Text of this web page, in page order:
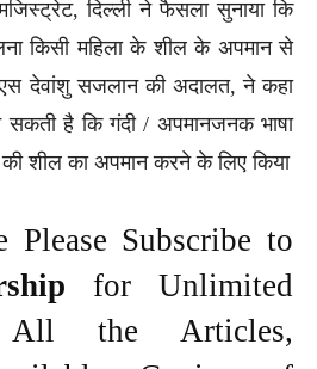
दिल्ली ने फैसला सुनाया कि
किसी महिला के शील के अपमान से
देवांशु सजलान की अदालत, ने कहा
सकती है कि गंदी / अपमानजनक भाषा
की शील का अपमान करने के लिए किया
Please Subscribe to
for Unlimited
the Articles,